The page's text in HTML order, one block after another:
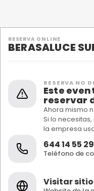
RESERVA ONLINE
BERASALUCE
RESERVA NO
Este
reservar
Ahora mismo
Si lo
la empresa
644 14 55 29
Teléfono de
Visitar sitio